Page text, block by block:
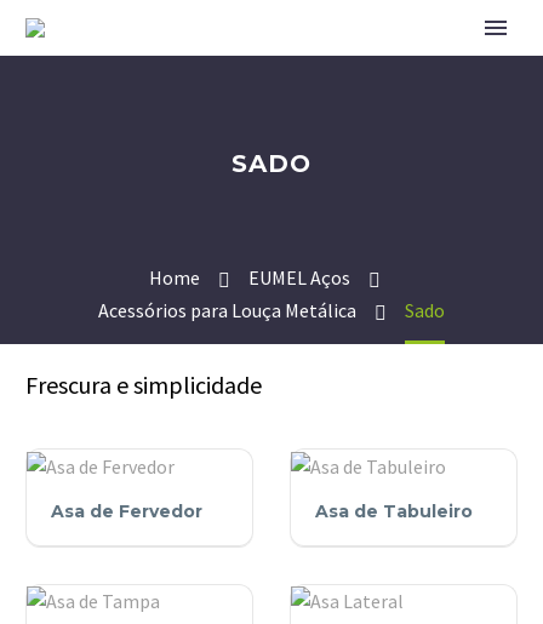
SADO
Home
EUMEL Aços
Acessórios para Louça Metálica
Sado
Frescura e simplicidade
Fervedor
Asa de Fervedor
Tabuleiro
Asa de Tabuleiro